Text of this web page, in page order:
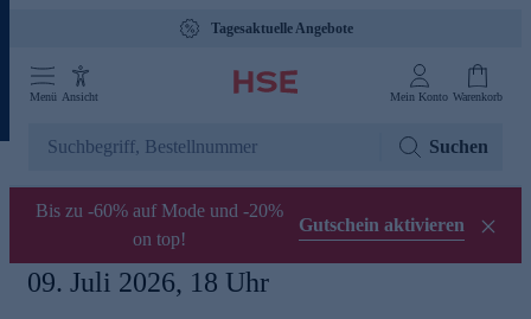
Tagesaktuelle Angebote
Menü Ansicht Mein Konto Warenkorb
Suchen
Bis zu -60% auf Mode und -20%
on top!
Gutschein aktivieren
09. Juli 2026, 18 Uhr